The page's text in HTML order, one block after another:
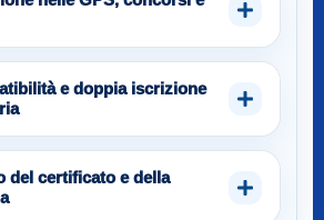
e doppia iscrizione
del certificato e della